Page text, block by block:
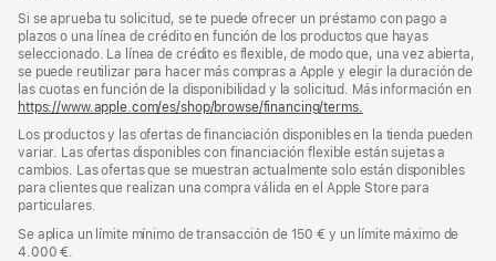
Si se aprueba tu solicitud, se te puede ofrecer un préstamo con pago a
plazos o una línea de crédito en función de los productos que hayas
seleccionado. La línea de crédito es flexible, de modo que, una vez abierta,
se puede reutilizar para hacer más compras a Apple y elegir la duración de
las cuotas en función de la disponibilidad y la solicitud. Más información en
https://www.apple.com/es/shop/browse/financing/terms.
Los productos y las ofertas de financiación disponibles en la tienda pueden
variar. Las ofertas disponibles con financiación flexible están sujetas a
cambios. Las ofertas que se muestran actualmente solo están disponibles
para clientes que realizan una compra válida en el Apple Store para
particulares.
Se aplica un límite mínimo de transacción de 150 € y un límite máximo de
4.000 €.